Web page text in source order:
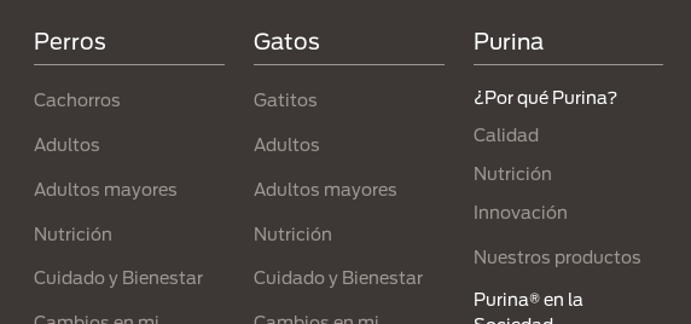
Perros
Cachorros
Adultos
Adultos mayores
Nutrición
Cuidado y Bienestar
Gatos
Gatitos
Adultos
Adultos mayores
Nutrición
Cuidado y Bienestar
Purina
¿Por qué Purina?
Calidad
Nutrición
Innovación
Nuestros productos
Purina® en la